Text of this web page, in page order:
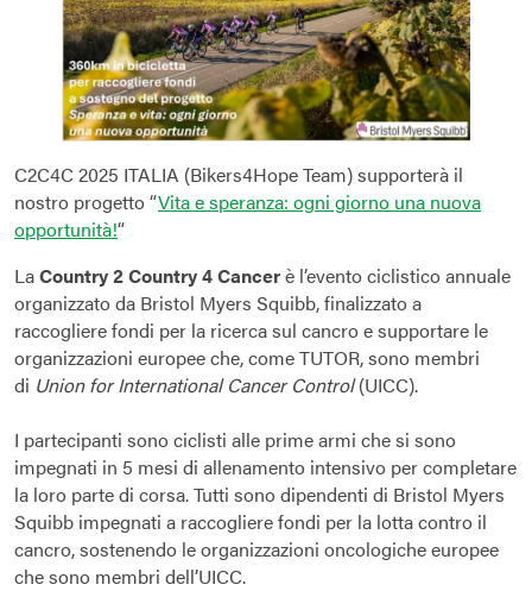
C2C4C 2025 ITALIA (Bikers4Hope Team) supporterà il
nostro progetto “Vita e speranza: ogni giorno una nuova
opportunità!“
LaCountry 2 Country 4 Cancerè l’evento ciclistico annuale
organizzato da Bristol Myers Squibb, finalizzato a
raccogliere fondi per la ricerca sul cancro e supportare le
organizzazioni europee che, come TUTOR, sono membri
di Union for International Cancer Control(UICC).
I partecipanti sono ciclisti alle prime armi che si sono
impegnati in 5 mesi di allenamento intensivo per completare
la loro parte di corsa. Tutti sono dipendenti di Bristol Myers
Squibb impegnati a raccogliere fondi per la lotta contro il
cancro, sostenendo le organizzazioni oncologiche europee
che sono membri dell’UICC.